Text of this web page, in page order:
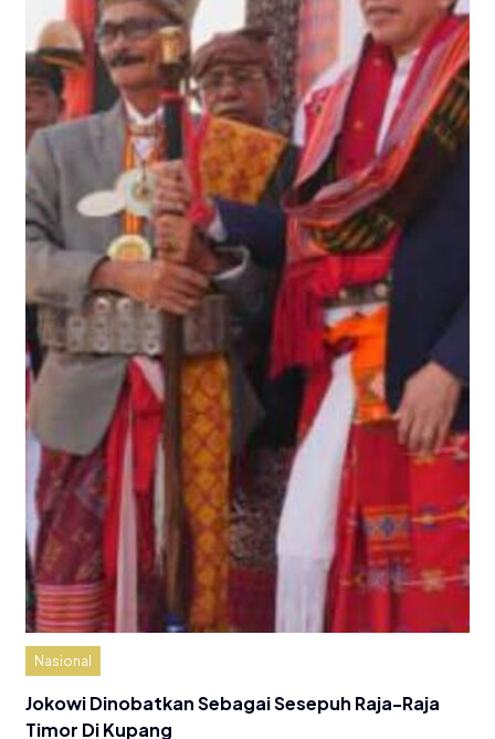
Nasional
Jokowi Dinobatkan Sebagai Sesepuh Raja-Raja
Timor Di Kupang